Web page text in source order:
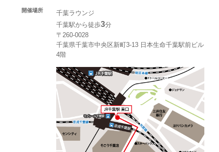
開催場所
千葉ラウンジ
千葉駅から徒歩3分
〒260-0028
千葉県千葉市中央区新町3-13 日本生命千葉駅前ビル
4階